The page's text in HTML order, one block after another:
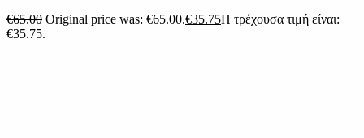
€65.00 Original price was: €65.00.€35.75Η τρέχουσα τιμή είναι:
€35.75.